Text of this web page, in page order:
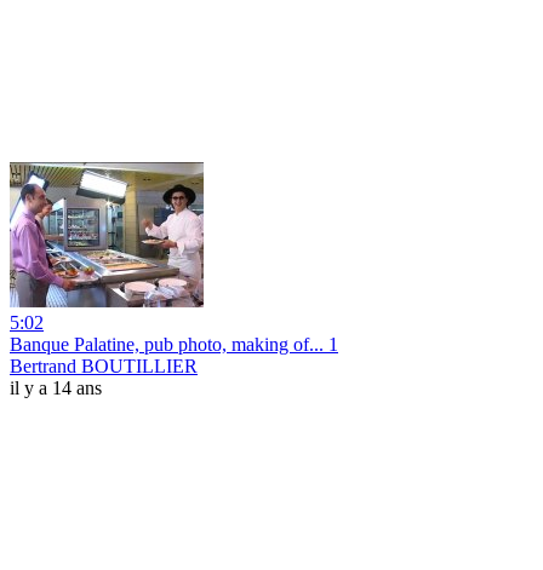
5:02
Banque Palatine, pub photo, making of... 1
Bertrand BOUTILLIER
il y a 14 ans